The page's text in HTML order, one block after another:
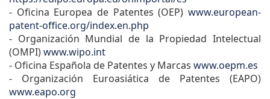
- Oficina Europea de Patentes (OEP) www.european-
patent-office.org/index.en.php
- Organización Mundial de la Propiedad Intelectual
(OMPI)www.wipo.int
- Oficina Española de Patentes y Marcas www.oepm.es
- Organización Euroasiática de Patentes (EAPO)
www.eapo.org